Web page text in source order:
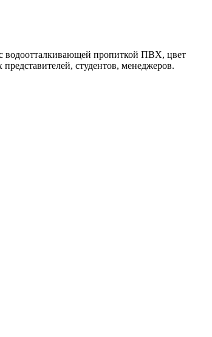
водоотталкивающей пропиткой ПВХ, цвет
студентов, менеджеров.